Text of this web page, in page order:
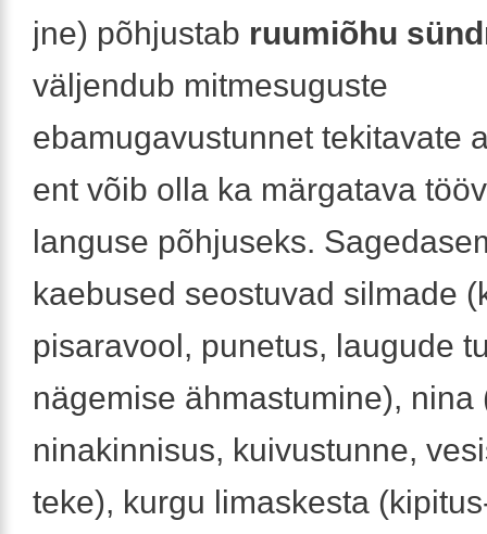
jne) põhjustab ruumiõhu
väljendub mitmesuguste
ebamugavustunnet tekitavate
ent võib olla ka märgatava
languse põhjuseks.
kaebused seostuvad silmade
pisaravool, punetus, laugude
nägemise ähmastumine), nina
ninakinnisus, kuivustunne,
teke), kurgu limaskesta